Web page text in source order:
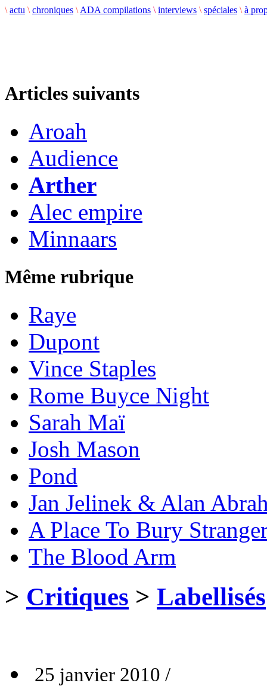
\ actu \ chroniques \ ADA compilations \ interviews \ spéciales \ à
Articles suivants
Aroah
Audience
Arther
Alec empire
Minnaars
Même rubrique
Raye
Dupont
Vince Staples
Rome Buyce Night
Sarah Maï
Josh Mason
Pond
Jan Jelinek & Alan
A Place To Bury
The Blood Arm
> Critiques > Labellisés
25 janvier 2010 /